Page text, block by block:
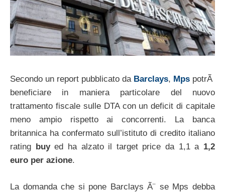
Secondo un report pubblicato da Barclays, Mps potrÃ
beneficiare in maniera particolare del nuovo
trattamento fiscale sulle DTA con un deficit di capitale
meno ampio rispetto ai concorrenti. La banca
britannica ha confermato sull’istituto di credito italiano
rating
buyed ha alzato il target price da 1,1 a 1,2
euro per azione.
La domanda che si pone Barclays Ã¨ se Mps debba